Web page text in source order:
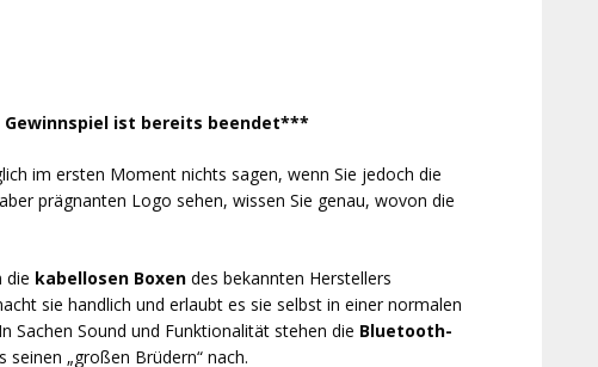
ist bereits beendet***
im ersten Moment nichts sagen, wenn Sie jedoch die
prägnanten Logo sehen, wissen Sie genau, wovon die
die kabellosen Boxen des bekannten Herstellers
sie handlich und erlaubt es sie selbst in einer normalen
Sachen Sound und Funktionalität stehen die Bluetooth-
seinen „großen Brüdern“ nach.